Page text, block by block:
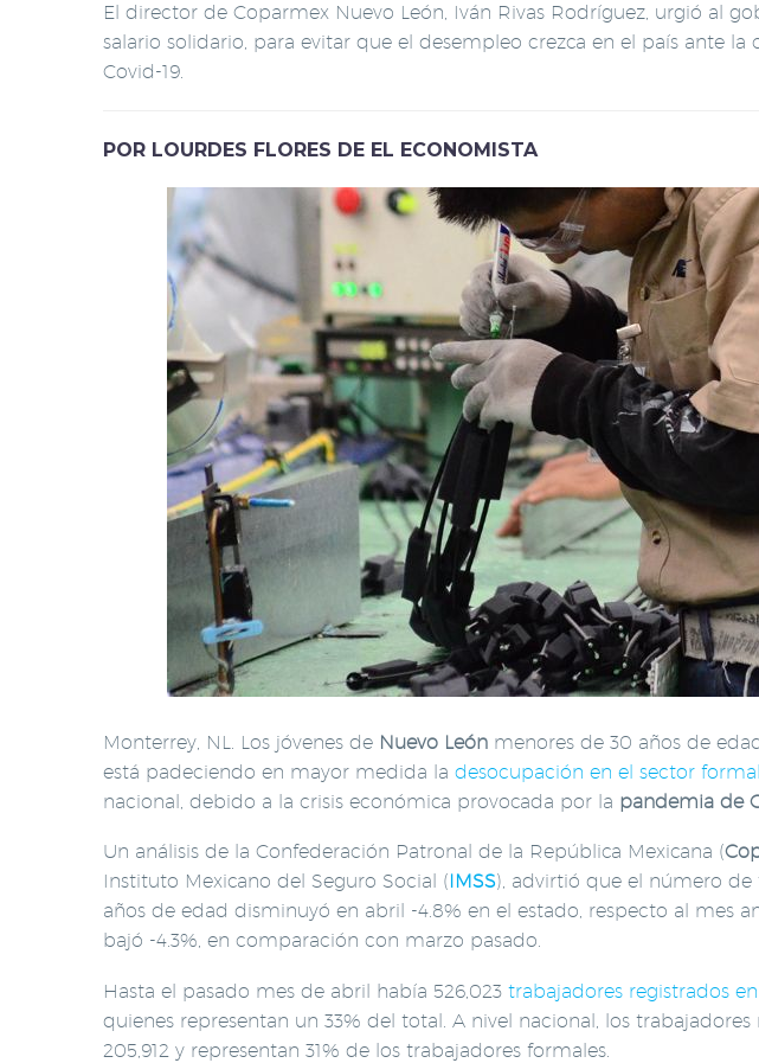
El director de Coparmex Nuevo León, Iván Rivas Rodríguez, urgió al
salario solidario, para evitar que el desempleo crezca en el país ante
Covid-19.
POR LOURDES FLORES DE EL ECONOMISTA
Monterrey, NL. Los jóvenes de Nuevo León menores de 30 años de
está padeciendo en mayor medida la desocupación en el sector formal
nacional, debido a la crisis económica provocada por la pandemia de
Un análisis de la Confederación Patronal de la República Mexicana (
Instituto Mexicano del Seguro Social (IMSS), advirtió que el número de
años de edad disminuyó en abril -4.8% en el estado, respecto al mes
bajó -4.3%, en comparación con marzo pasado.
Hasta el pasado mes de abril había 526,023 trabajadores registrados
quienes representan un 33% del total. A nivel nacional, los
205,912 y representan 31% de los trabajadores formales.